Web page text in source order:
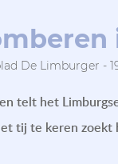
De Limburger -
telt het
tij te keren zoekt